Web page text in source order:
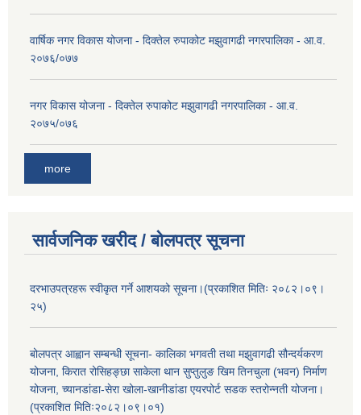
वार्षिक नगर विकास योजना - दिक्तेल रुपाकोट मझुवागढी नगरपालिका - आ.व.
२०७६/०७७
नगर विकास योजना - दिक्तेल रुपाकोट मझुवागढी नगरपालिका - आ.व.
२०७५/०७६
more
सार्वजनिक खरीद / बोलपत्र सूचना
दरभाउपत्रहरू स्वीकृत गर्ने आशयको सूचना।(प्रकाशित मितिः २०८२।०९।
२५)
बोलपत्र आह्वान सम्बन्धी सूचना- कालिका भगवती तथा मझुवागढी सौन्दर्यकरण
योजना, किरात रोसिहङ्छा साकेला थान सुप्तुलुङ खिम तिनचुला (भवन) निर्माण
योजना, च्यानडांडा-सेरा खोला-खानीडांडा एयरपोर्ट सडक स्तरोन्नती योजना।
(प्रकाशित मितिः२०८२।०९।०१)